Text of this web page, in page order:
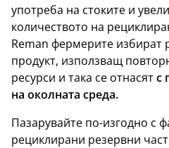
употреба на стоките и
количеството на
Reman фермерите избират
продукт, използващ
ресурси и така се отнасятс
на околната среда.
Пазарувайте по-изгодно с
рециклирани резервни